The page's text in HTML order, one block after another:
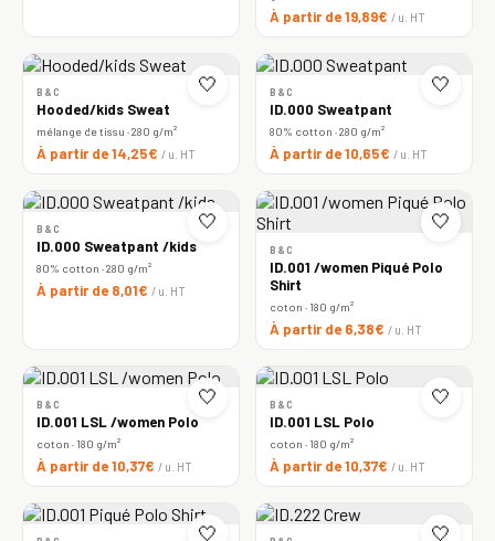
À partir de 19,89€ / u. HT
🤍
B&C
Hooded/kids Sweat
mélange de tissu · 280 g/m²
À partir de 14,25€ / u. HT
🤍
B&C
ID.000 Sweatpant
80% cotton · 280 g/m²
À partir de 10,65€ / u. HT
🤍
B&C
ID.000 Sweatpant /kids
80% cotton · 280 g/m²
À partir de 8,01€ / u. HT
🤍
B&C
ID.001 /women Piqué Polo
Shirt
coton · 180 g/m²
À partir de 6,38€ / u. HT
🤍
B&C
ID.001 LSL /women Polo
coton · 180 g/m²
À partir de 10,37€ / u. HT
🤍
B&C
ID.001 LSL Polo
coton · 180 g/m²
À partir de 10,37€ / u. HT
🤍 🤍